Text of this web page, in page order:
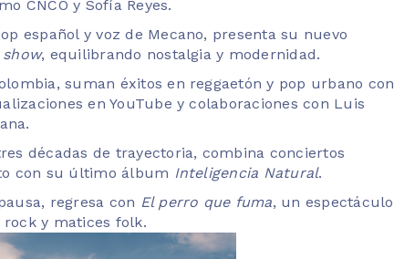
CNCO y Sofía Reyes.
español y voz de Mecano, presenta su nuevo
show, equilibrando nostalgia y modernidad.
suman éxitos en reggaetón y pop urbano con
en YouTube y colaboraciones con Luis
décadas de trayectoria, combina conciertos
con su último álbum Inteligencia Natural.
regresa con El perro que fuma, un espectáculo
y matices folk.